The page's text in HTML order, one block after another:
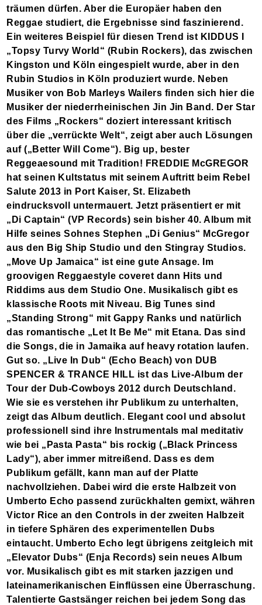
träumen dürfen. Aber die Europäer haben den
Reggae studiert, die Ergebnisse sind faszinierend.
Ein weiteres Beispiel für diesen Trend ist KIDDUS I
„Topsy Turvy World“ (Rubin Rockers), das zwischen
Kingston und Köln eingespielt wurde, aber in den
Rubin Studios in Köln produziert wurde. Neben
Musiker von Bob Marleys Wailers finden sich hier die
Musiker der niederrheinischen Jin Jin Band. Der Star
des Films „Rockers“ doziert interessant kritisch
über die „verrückte Welt“, zeigt aber auch Lösungen
auf („Better Will Come“). Big up, bester
Reggeaesound mit Tradition! FREDDIE McGREGOR
hat seinen Kultstatus mit seinem Auftritt beim Rebel
Salute 2013 in Port Kaiser, St. Elizabeth
eindrucksvoll untermauert. Jetzt präsentiert er mit
„Di Captain“ (VP Records) sein bisher 40. Album mit
Hilfe seines Sohnes Stephen „Di Genius“ McGregor
aus den Big Ship Studio und den Stingray Studios.
„Move Up Jamaica“ ist eine gute Ansage. Im
groovigen Reggaestyle coveret dann Hits und
Riddims aus dem Studio One. Musikalisch gibt es
klassische Roots mit Niveau. Big Tunes sind
„Standing Strong“ mit Gappy Ranks und natürlich
das romantische „Let It Be Me“ mit Etana. Das sind
die Songs, die in Jamaika auf heavy rotation laufen.
Gut so. „Live In Dub“ (Echo Beach) von DUB
SPENCER & TRANCE HILL ist das Live-Album der
Tour der Dub-Cowboys 2012 durch Deutschland.
Wie sie es verstehen ihr Publikum zu unterhalten,
zeigt das Album deutlich. Elegant cool und absolut
professionell sind ihre Instrumentals mal meditativ
wie bei „Pasta Pasta“ bis rockig („Black Princess
Lady“), aber immer mitreißend. Dass es dem
Publikum gefällt, kann man auf der Platte
nachvollziehen. Dabei wird die erste Halbzeit von
Umberto Echo passend zurückhalten gemixt, währen
Victor Rice an den Controls in der zweiten Halbzeit
in tiefere Sphären des experimentellen Dubs
eintaucht. Umberto Echo legt übrigens zeitgleich mit
„Elevator Dubs“ (Enja Records) sein neues Album
vor. Musikalisch gibt es mit starken jazzigen und
lateinamerikanischen Einflüssen eine Überraschung.
Talentierte Gastsänger reichen bei jedem Song das